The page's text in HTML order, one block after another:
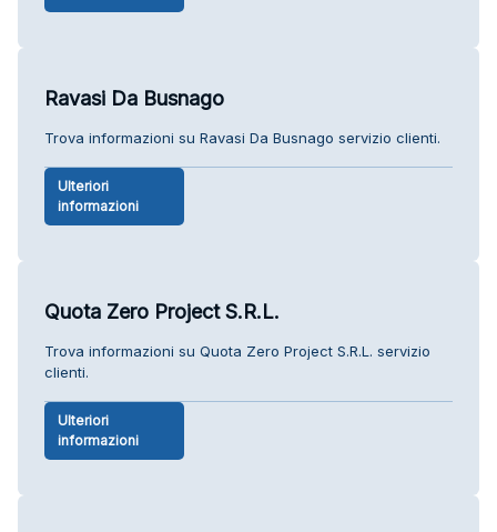
Ravasi Da Busnago
Trova informazioni su Ravasi Da Busnago servizio clienti.
Ulteriori
informazioni
Quota Zero Project S.R.L.
Trova informazioni su Quota Zero Project S.R.L. servizio
clienti.
Ulteriori
informazioni